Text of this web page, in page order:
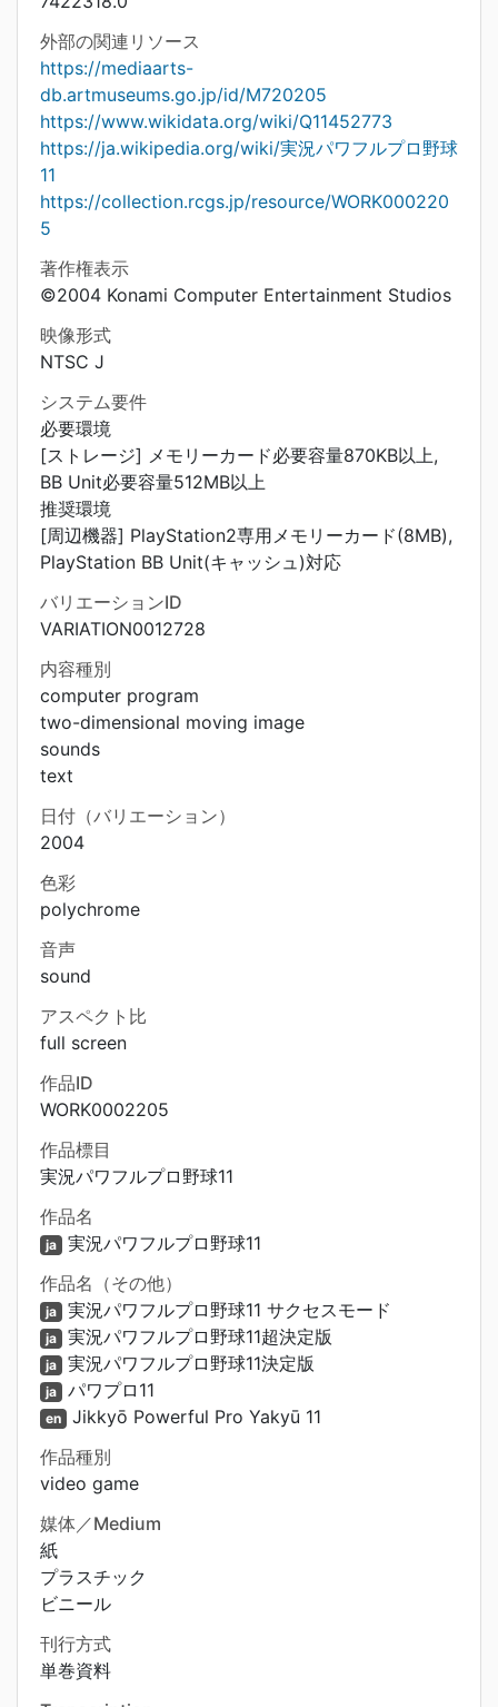
外部の関連リソース
https://mediaarts-
db.artmuseums.go.jp/id/M720205
https://www.wikidata.org/wiki/Q11452773
https://ja.wikipedia.org/wiki/実況パワフルプロ野球
11
https://collection.rcgs.jp/resource/WORK000220
5
著作権表示
©2004 Konami Computer Entertainment Studios
映像形式
NTSC J
システム要件
必要環境
[ストレージ] メモリーカード必要容量870KB以上,
BB Unit必要容量512MB以上
推奨環境
[周辺機器] PlayStation2専用メモリーカード(8MB),
PlayStation BB Unit(キャッシュ)対応
バリエーションID
VARIATION0012728
内容種別
computer program
two-dimensional moving image
sounds
text
日付（バリエーション）
2004
色彩
polychrome
音声
sound
アスペクト比
full screen
作品ID
WORK0002205
作品標目
実況パワフルプロ野球11
作品名
ja 実況パワフルプロ野球11
作品名（その他）
ja 実況パワフルプロ野球11 サクセスモード
ja 実況パワフルプロ野球11超決定版
ja 実況パワフルプロ野球11決定版
ja パワプロ11
en Jikkyō Powerful Pro Yakyū 11
作品種別
video game
媒体／Medium
紙
プラスチック
ビニール
刊行方式
単巻資料